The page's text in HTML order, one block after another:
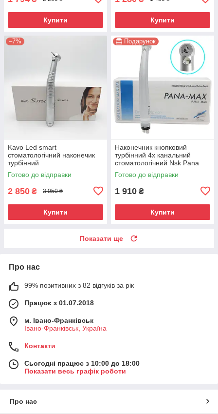
Купити Купити
–7%
Kavo Led smart
стоматологічний наконечик
турбінний
Готово до відправки
2 850 ₴ 3 050 ₴
Купити
Подарунок
Наконечник кнопковий
турбінний 4х канальний
стоматологічний Nsk Pana
Max led підсвітка
Готово до відправки
1 910 ₴
Купити
Показати ще
Про нас
99% позитивних з 82 відгуків за рік
Працює з 01.07.2018
м. Івано-Франківськ
Івано-Франківськ, Україна
Контакти
Сьогодні працює з 10:00 до 18:00
Показати весь графік роботи
Про нас